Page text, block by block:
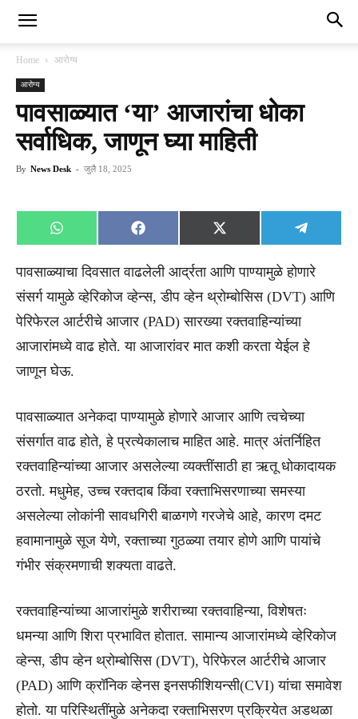
Home आरोग्य
आरोग्य
पावसाळ्यात ‘या’ आजारांचा धोका
सर्वाधिक, जाणून घ्या माहिती
By News Desk - जुलै 18, 2025
Share
on
WhatsApp
Share
on
Facebook
Share
on
X
(Twitter)
Share
on
पावसाळ्याचा दिवसात वाढलेली आर्द्रता आणि पाण्यामुळे होणारे
संसर्ग यामुळे व्हेरिकोज व्हेन्स, डीप व्हेन थ्रोम्बोसिस (DVT) आणि
पेरिफेरल आर्टरीचे आजार (PAD) सारख्या रक्तवाहिन्यांच्या
आजारांमध्ये वाढ होते. या आजारांवर मात कशी करता येईल हे
जाणून घेऊ.
पावसाळ्यात अनेकदा पाण्यामुळे होणारे आजार आणि त्वचेच्या
संसर्गात वाढ होते, हे प्रत्येकालाच माहित आहे. मात्र अंतर्निहित
रक्तवाहिन्यांच्या आजार असलेल्या व्यक्तींसाठी हा ऋतू धोकादायक
ठरतो. मधुमेह, उच्च रक्तदाब किंवा रक्ताभिसरणाच्या समस्या
असलेल्या लोकांनी सावधगिरी बाळगणे गरजेचे आहे, कारण दमट
हवामानामुळे सूज येणे, रक्ताच्या गुठळ्या तयार होणे आणि पायांचे
गंभीर संक्रमणाची शक्यता वाढते.
रक्तवाहिन्यांच्या आजारांमुळे शरीराच्या रक्तवाहिन्या, विशेषतः
धमन्या आणि शिरा प्रभावित होतात. सामान्य आजारांमध्ये व्हेरिकोज
व्हेन्स, डीप व्हेन थ्रोम्बोसिस (DVT), पेरिफेरल आर्टरीचे आजार
(PAD) आणि क्रॉनिक व्हेनस इनसफीशियन्सी(CVI) यांचा समावेश
होतो. या परिस्थितींमुळे अनेकदा रक्ताभिसरण प्रक्रियेत अडथळा